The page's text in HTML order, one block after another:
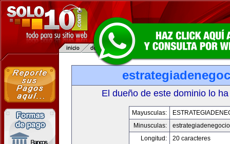
El dueño de este dominio lo
Mayusculas:
Minusculas:
Longitud:
20 caracteres